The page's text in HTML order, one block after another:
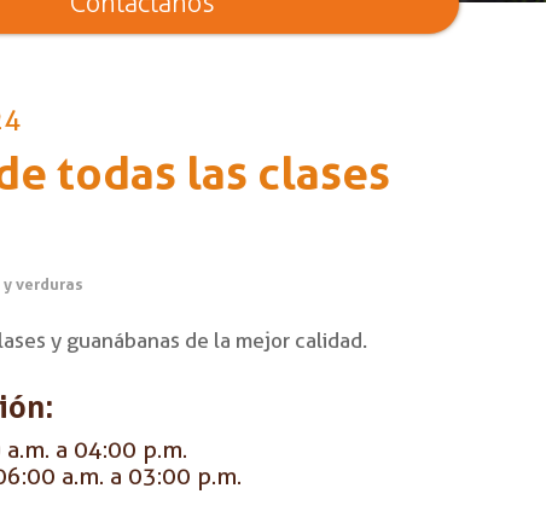
todas las clases
y verduras
y guanábanas de la mejor calidad.
a 04:00 p.m.
a.m. a 03:00 p.m.